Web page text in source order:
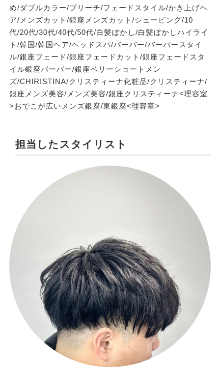
め/ダブルカラー/ブリーチ/フェードスタイル/かき上げヘ
ア/メンズカット/銀座メンズカット/シェービング/10
代/20代/30代/40代/50代/白髪ぼかし/白髪ぼかしハイライ
ト/韓国/韓国ヘア/ヘッドスパ/バーバー/バーバースタイ
ル/銀座フェード/銀座フェードカット/銀座フェードスタ
イル銀座バーバー/銀座ベリーショートメン
ズ/CHIRISTINA/クリスティーナ化粧品/クリスティーナ/
銀座メンズ美容/メンズ美容/銀座クリスティーナ<理容室
>おでこが広いメンズ銀座/東銀座<理容室>
担当したスタイリスト